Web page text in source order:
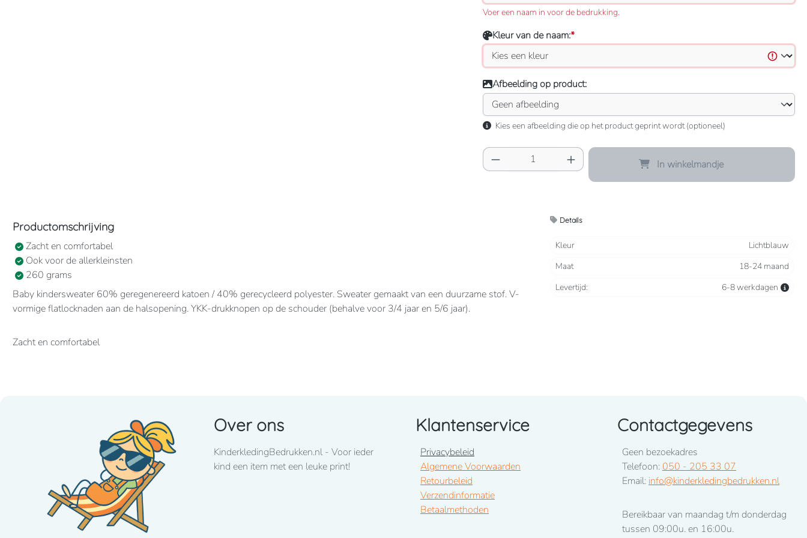
Voer een naam in voor de bedrukking.
Kleur van de naam:*
Afbeelding op product:
Kies een afbeelding die op het product geprint wordt (optioneel)
Producthoeveelheid: Voer de gewenste
In winkelmandje
Productomschrijving
Zacht en comfortabel
Ook voor de allerkleinsten
260 grams
Baby kindersweater 60% geregenereerd katoen / 40% gerecycleerd polyester. Sweater gemaakt van een duurzame stof. V-
vormige flatlocknaden aan de halsopening. YKK-drukknopen op de schouder (behalve voor 3/4 jaar en 5/6 jaar).
Zacht en comfortabel
Details
Kleur
Lichtblauw
Maat
18-24 maand
Levertijd:
6-8 werkdagen
Over ons
KinderkledingBedrukken.nl - Voor ieder
kind een item met een leuke print!
Klantenservice
Privacybeleid
Algemene Voorwaarden
Retourbeleid
Verzendinformatie
Betaalmethoden
Contactgegevens
Geen bezoekadres
Telefoon: 050 - 205 33 07
Email: info@kinderkledingbedrukken.nl
Bereikbaar van maandag t/m donderdag
tussen 09:00u. en 16:00u.